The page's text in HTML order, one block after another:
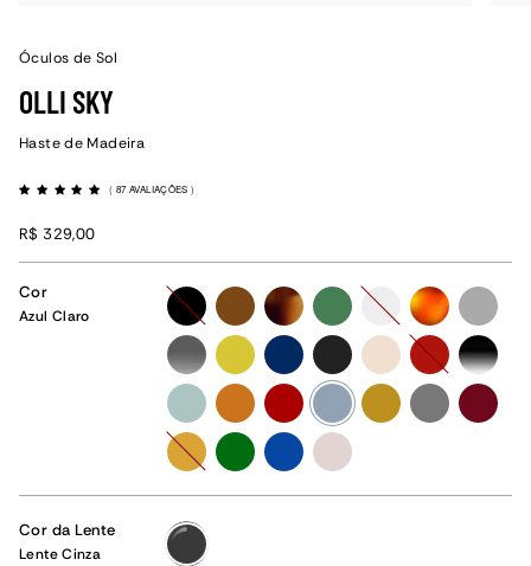
Óculos de Sol
OLLI SKY
Haste de Madeira
( 87 AVALIAÇÕES)
R$ 329,00
Cor
Azul Claro
preto marromtartaruga
verde cristalhavanagrafite
cinza-
degrade
amareloazul
preto-
fosco
champanhe
vermelho
preto-
degrade
mentacaramelovermelho-
fosco
azul-
claro
amarelo-
ocre
grafite-
fosco
vinho
amarelo-
fosco
verde-
fosco
azul-
fosco
rose
Cor da Lente
Lente Cinza
Lente
Cinza